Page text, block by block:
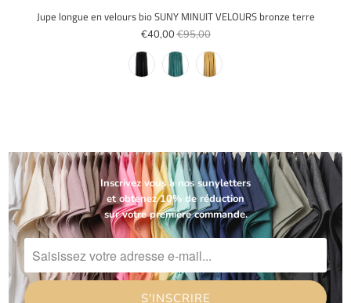
Jupe longue en velours bio SUNY MINUIT VELOURS bronze terre
€40,00€95,00
Inscrivez vous à nos sunyletters
et obtenez 10% de réduction
sur votre première commande.